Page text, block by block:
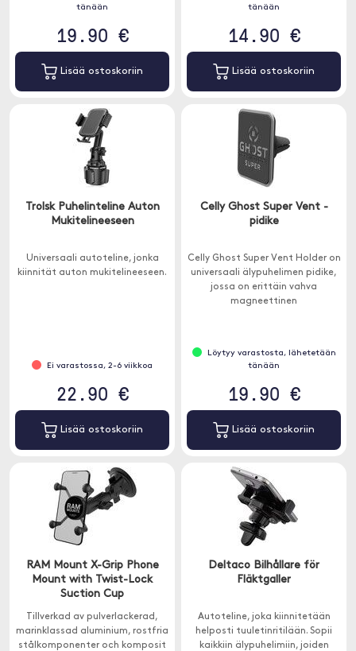
tänään
19.90 €
Lisää ostoskoriin
tänään
14.90 €
Lisää ostoskoriin
Trolsk Puhelinteline Auton
Mukitelineeseen
Universaali autoteline, jonka
kiinnität auton mukitelineeseen.
Ei varastossa, 2-6 viikkoa
22.90 €
Lisää ostoskoriin
Celly Ghost Super Vent -
pidike
Celly Ghost Super Vent Holder on
universaali älypuhelimen pidike,
jossa on erittäin vahva
magneettinen
Löytyy varastosta, lähetetään
tänään
19.90 €
Lisää ostoskoriin
RAM Mount X-Grip Phone
Mount with Twist-Lock
Suction Cup
Tillverkad av pulverlackerad,
marinklassad aluminium, rostfria
stålkomponenter och komposit
Deltaco Bilhållare för
Fläktgaller
Autoteline, joka kiinnitetään
helposti tuuletinritilään. Sopii
kaikkiin älypuhelimiin, joiden